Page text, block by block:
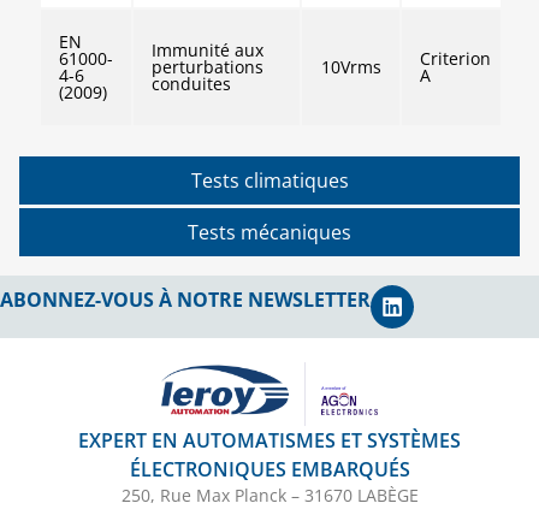
Tests climatiques
Tests mécaniques
EN
61000-
4-6
(2009)
Immunité aux
perturbations
conduites
10Vrms Criterion
A
ABONNEZ-VOUS À NOTRE NEWSLETTER
EXPERT EN AUTOMATISMES ET SYSTÈMES
ÉLECTRONIQUES EMBARQUÉS
250, Rue Max Planck – 31670 LABÈGE